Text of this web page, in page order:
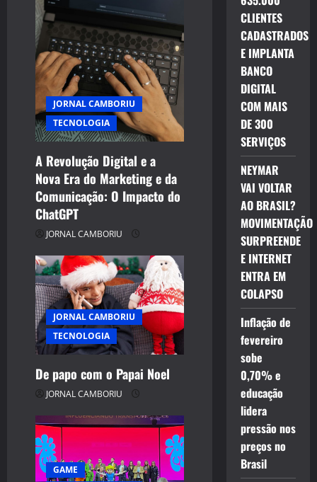
t
i
o
n
JORNAL CAMBORIU
TECNOLOGIA
A Revolução Digital e a
Nova Era do Marketing e da
Comunicação: O Impacto do
ChatGPT
JORNAL CAMBORIU
JORNAL CAMBORIU
TECNOLOGIA
De papo com o Papai Noel
JORNAL CAMBORIU
GAME
CLIENTES
CADASTRADOS
E IMPLANTA
BANCO
DIGITAL
COM MAIS
DE 300
SERVIÇOS
NEYMAR
VAI VOLTAR
AO BRASIL?
MOVIMENTAÇÃO
SURPREENDE
E INTERNET
ENTRA EM
COLAPSO
Inflação de
fevereiro
sobe
0,70% e
educação
lidera
pressão nos
preços no
Brasil